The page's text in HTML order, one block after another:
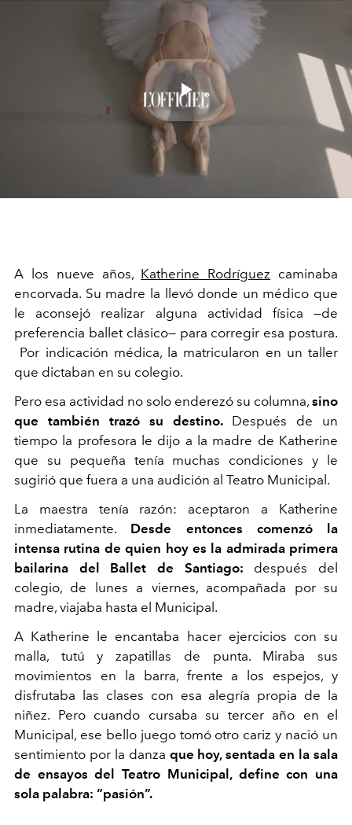
Play
Video
A los nueve años, Katherine Rodríguez caminaba
encorvada. Su madre la llevó donde un médico que
le aconsejó realizar alguna actividad física —de
preferencia ballet clásico— para corregir esa postura.
Por indicación médica, la matricularon en un taller
que dictaban en su colegio.
Pero esa actividad no solo enderezó su columna, sino
que también trazó su destino. Después de un
tiempo la profesora le dijo a la madre de Katherine
que su pequeña tenía muchas condiciones y le
sugirió que fuera a una audición al Teatro Municipal.
La maestra tenía razón: aceptaron a Katherine
inmediatamente. Desde entonces comenzó la
intensa rutina de quien hoy es la admirada primera
bailarina del Ballet de Santiago: después del
colegio, de lunes a viernes, acompañada por su
madre, viajaba hasta el Municipal.
A Katherine le encantaba hacer ejercicios con su
malla, tutú y zapatillas de punta. Miraba sus
movimientos en la barra, frente a los espejos, y
disfrutaba las clases con esa alegría propia de la
niñez. Pero cuando cursaba su tercer año en el
Municipal, ese bello juego tomó otro cariz y nació un
sentimiento por la danza que hoy, sentada en la sala
de ensayos del Teatro Municipal, define con una
sola palabra: “pasión”.